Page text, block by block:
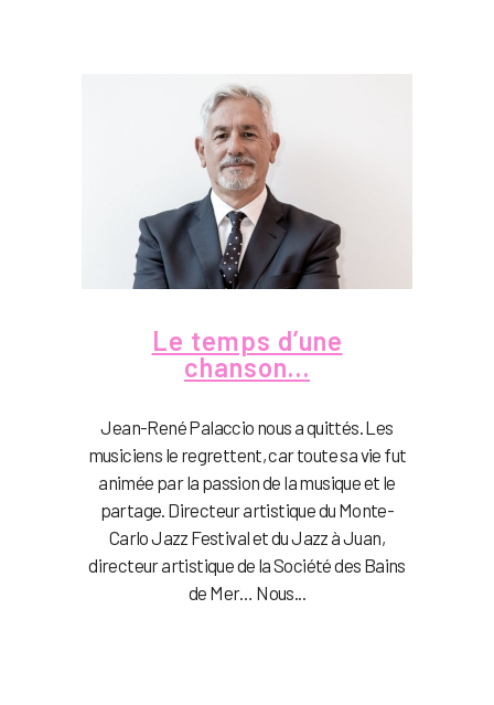
Le temps d’une
chanson…
Jean-René Palaccio nous a quittés. Les
musiciens le regrettent, car toute sa vie fut
animée par la passion de la musique et le
partage. Directeur artistique du Monte-
Carlo Jazz Festival et du Jazz à Juan,
directeur artistique de la Société des Bains
de Mer… Nous...